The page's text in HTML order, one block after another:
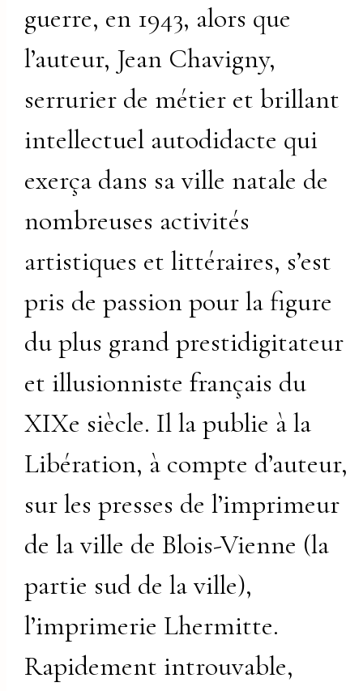
guerre, en 1943, alors que
l’auteur, Jean Chavigny,
serrurier de métier et brillant
intellectuel autodidacte qui
exerça dans sa ville natale de
nombreuses activités
artistiques et littéraires, s’est
pris de passion pour la figure
du plus grand prestidigitateur
et illusionniste français du
XIXe siècle. Il la publie à la
Libération, à compte d’auteur,
sur les presses de l’imprimeur
de la ville de Blois-Vienne (la
partie sud de la ville),
l’imprimerie Lhermitte.
Rapidement introuvable,